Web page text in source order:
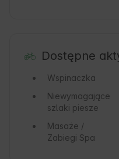
Dostępne
Wspinaczka
Niewymagające
szlaki piesze
Masaże /
Zabiegi Spa